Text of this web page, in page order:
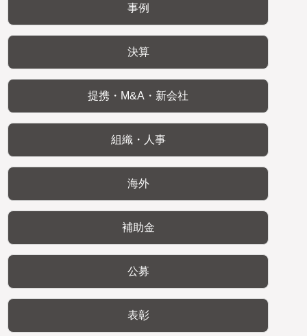
事例
決算
提携・M&A・新会社
組織・人事
海外
補助金
公募
表彰